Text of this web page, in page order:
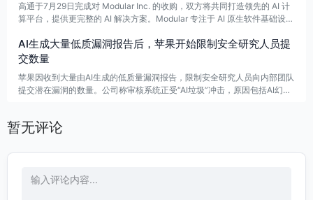
高通于7月29日完成对 Modular Inc. 的收购，双方将共同打造领先的 AI 计
算平台，提供更完整的 AI 解决方案。Modular 专注于 AI 原生软件基础设
通在数据中心、边缘基础设施和工业 AI 等领域的布局，且 Modular 仍将坚
持开放异构生态，并提供 CPU、GPU、NPU 定制方案。
AI生成大量低质漏洞报告后，苹果开始限制安全研究人员提
交数量
苹果因收到大量由AI生成的低质量漏洞报告，限制安全研究人员向内部团队
提交潜在漏洞的数量。公司称审核系统正受“AI垃圾”冲击，原因包括AI幻觉
质报告。
暂无评论